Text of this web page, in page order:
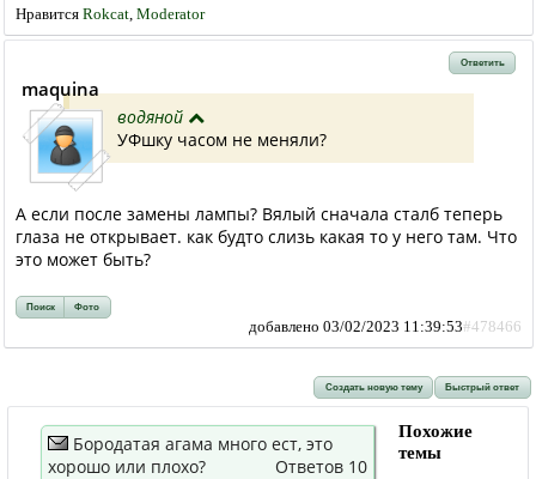
Нравится Rokcat, Moderator
Ответить
maquina
водяной
УФшку часом не меняли?
А если после замены лампы? Вялый сначала сталб теперь
глаза не открывает. как будто слизь какая то у него там. Что
это может быть?
Поиск Фото
добавлено 03/02/2023 11:39:53#478466
Создать новую тему Быстрый ответ
Бородатая агама много ест, это
хорошо или плохо?
Ответов 10
Похожие
темы